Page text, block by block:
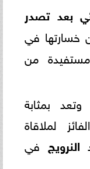
بعد تصدر
خسارتها في
مستفيدة من
بمثابة
لملاقاة
في